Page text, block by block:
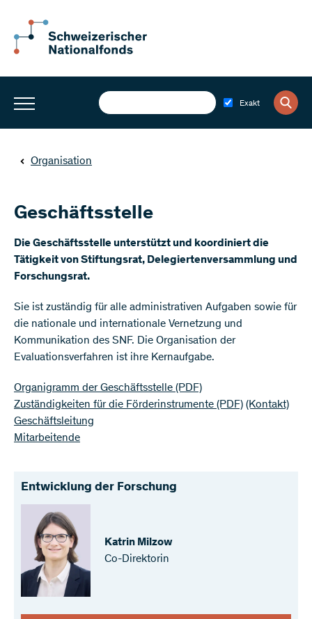
Exakt
Organisation
Geschäftsstelle
Die Geschäftsstelle unterstützt und koordiniert die
Tätigkeit von Stiftungsrat, Delegiertenversammlung und
Forschungsrat.
Sie ist zuständig für alle administrativen Aufgaben sowie für
die nationale und internationale Vernetzung und
Kommunikation des SNF. Die Organisation der
Evaluationsverfahren ist ihre Kernaufgabe.
Organigramm der Geschäftsstelle (PDF)
Zuständigkeiten für die Förderinstrumente (PDF) (Kontakt)
Geschäftsleitung
Mitarbeitende
Entwicklung der Forschung
Katrin Milzow
Co-Direktorin